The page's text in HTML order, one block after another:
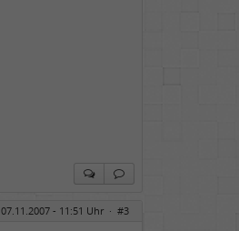
07.11.2007 - 11:51 Uhr · #3